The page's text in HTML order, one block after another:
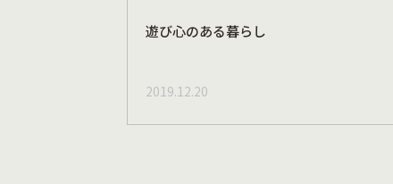
遊び心のある暮らし
2019.12.20